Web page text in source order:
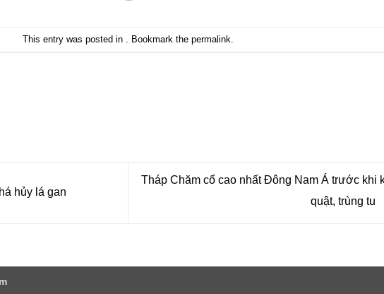
This entry was posted in . Bookmark the permalink
hủy lá gan
Tháp Chăm cổ cao nhất Đông Nam Á trước khi
quật, trùng tu